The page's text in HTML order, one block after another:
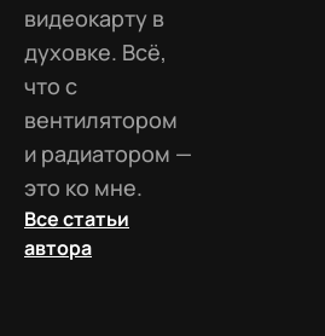
видеокарту в
духовке. Всё,
что с
вентилятором
и радиатором —
это ко мне.
Все статьи
автора